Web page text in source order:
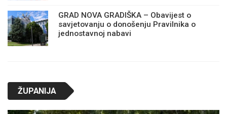
GRAD NOVA GRADIŠKA – Obavijest o
savjetovanju o donošenju Pravilnika o
jednostavnoj nabavi
ŽUPANIJA